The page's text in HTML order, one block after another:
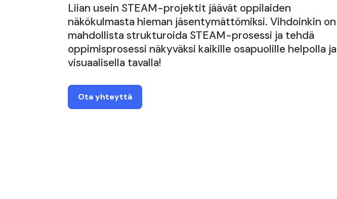
Liian usein STEAM-projektit jäävät oppilaiden
näkökulmasta hieman jäsentymättömiksi. Vihdoinkin on
mahdollista strukturoida STEAM-prosessi ja tehdä
oppimisprosessi näkyväksi kaikille osapuolille helpolla ja
visuaalisella tavalla!
Ota yhteyttä